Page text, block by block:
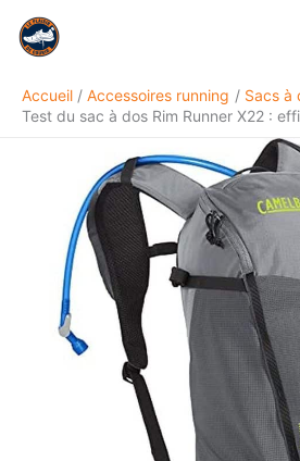
Accueil
Accessoires running
Sacs à
Test du sac à dos Rim Runner X22 :
Rechercher